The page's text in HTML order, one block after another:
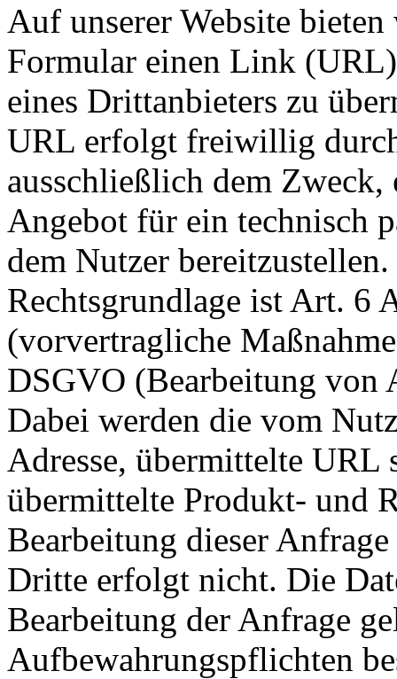
Auf unserer Website
Formular einen Link
eines Drittanbieters zu
URL erfolgt freiwillig
ausschließlich dem Zweck,
Angebot für ein technisch
dem Nutzer bereitzustellen.
Rechtsgrundlage ist Art. 6
(vorvertragliche
DSGVO (Bearbeitung von
Dabei werden die vom
Adresse, übermittelte URL
übermittelte Produkt- und
Bearbeitung dieser
Dritte erfolgt nicht. Die
Bearbeitung der Anfrage
Aufbewahrungspflichten